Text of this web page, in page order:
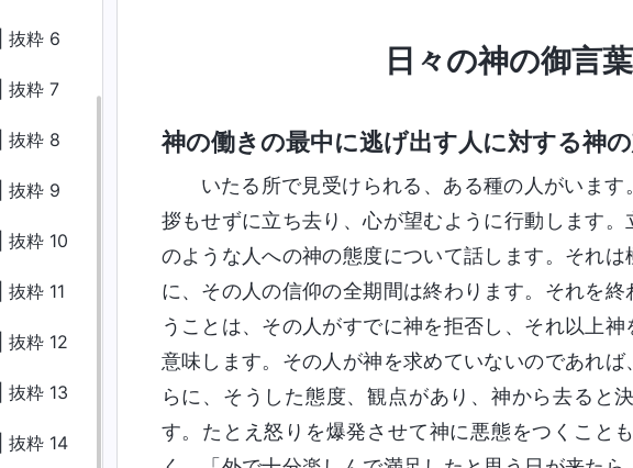
抜粋 6
抜粋 7
抜粋 8
抜粋 9
抜粋 10
抜粋 11
抜粋 12
抜粋 13
抜粋 14
日々の神の御言
神の働きの最中に逃げ出す人に対する神
いたる所で見受けられる、ある種の人がいま
拶もせずに立ち去り、心が望むように行動します
のような人への神の態度について話します。それ
に、その人の信仰の全期間は終わります。それを
うことは、その人がすでに神を拒否し、それ以上
意味します。その人が神を求めていないのであれ
らに、そうした態度、観点があり、神から去ると
す。たとえ怒りを爆発させて神に悪態をつくこと